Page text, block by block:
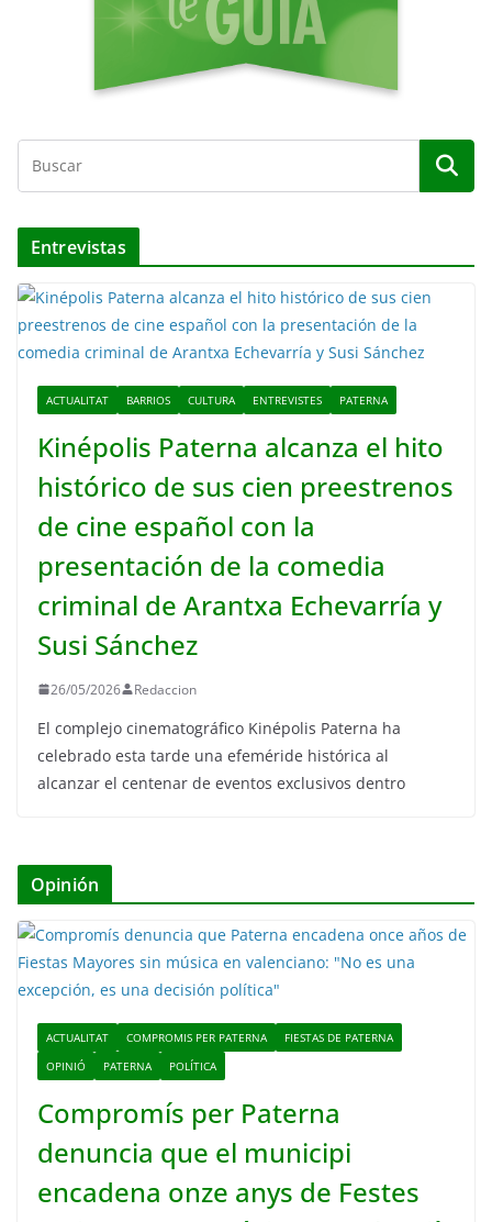
Entrevistas
ACTUALITAT BARRIOS CULTURA ENTREVISTES PATERNA
Kinépolis Paterna alcanza el hito
histórico de sus cien preestrenos
de cine español con la
presentación de la comedia
criminal de Arantxa Echevarría y
Susi Sánchez
26/05/2026 Redaccion
El complejo cinematográfico Kinépolis Paterna ha
celebrado esta tarde una efeméride histórica al
alcanzar el centenar de eventos exclusivos dentro
Opinión
ACTUALITAT COMPROMIS PER PATERNA
FIESTAS DE PATERNA
OPINIÓ
PATERNA POLÍTICA
Compromís per Paterna
denuncia que el municipi
encadena onze anys de Festes